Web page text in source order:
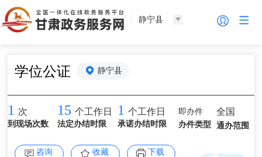
静宁县
学位公证 静宁县
1 次
到现场次数
15 个工作日
法定办结时限
1 个工作日
承诺办结时限
即办件
办件类型
全国
通办范围
咨询 收藏 下载